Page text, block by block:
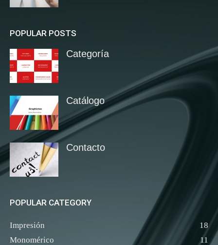
POPULAR POSTS
Categoría
Catálogo
Contacto
POPULAR CATEGORY
Impresión
18
Monomérico
11